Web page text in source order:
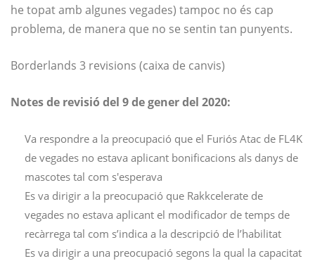
he topat amb algunes vegades) tampoc no és cap
problema, de manera que no se sentin tan punyents.
Borderlands 3 revisions (caixa de canvis)
Notes de revisió del 9 de gener del 2020:
Va respondre a la preocupació que el Furiós Atac de FL4K
de vegades no estava aplicant bonificacions als danys de
mascotes tal com s'esperava
Es va dirigir a la preocupació que Rakkcelerate de
vegades no estava aplicant el modificador de temps de
recàrrega tal com s’indica a la descripció de l’habilitat
Es va dirigir a una preocupació segons la qual la capacitat